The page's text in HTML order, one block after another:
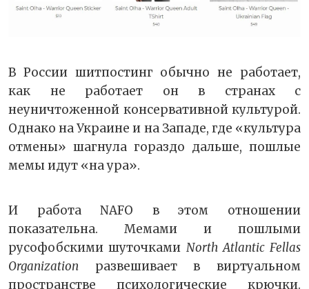
В России шитпостинг обычно не работает,
как не работает он в странах с
неуничтоженной консервативной культурой.
Однако на Украине и на Западе, где «культура
отмены» шагнула гораздо дальше, пошлые
мемы идут «на ура».
И работа NAFO в этом отношении
показательна. Мемами и пошлыми
русофобскими шуточками North Atlantic Fellas
Organization развешивает в виртуальном
пространстве психологические крючки.